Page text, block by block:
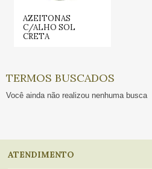
AZEITONAS
C/ALHO SOL
CRETA
TERMOS BUSCADOS
Você ainda não realizou nenhuma busca
ATENDIMENTO